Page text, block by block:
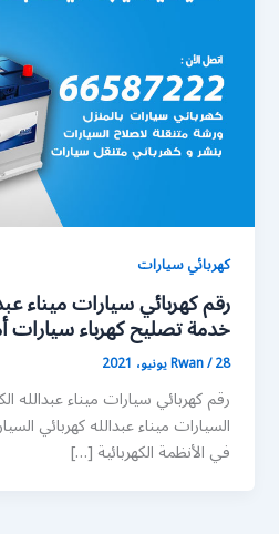
كهربائي سيارات
خدمة تصليح كهرباء سيارات
Rwan/28 يونيو، 2021
رقم كهربائي سيارات ميناء
السيارات ميناء عبدالله كهربائي
في الأنظمة الكهربائية […]